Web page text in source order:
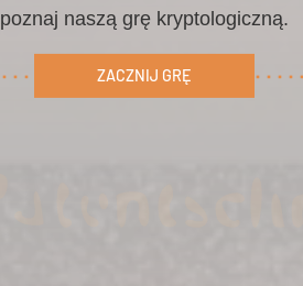
poznaj naszą grę kryptologiczną.
ZACZNIJ GRĘ